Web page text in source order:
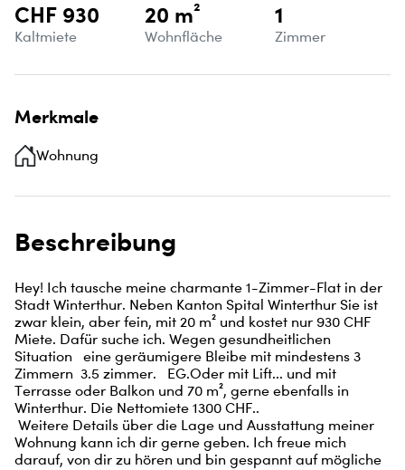
CHF 930
Kaltmiete
20 m²
Wohnfläche
1
Zimmer
Merkmale
Wohnung
Beschreibung
Hey! Ich tausche meine charmante 1-Zimmer-Flat in der
Stadt Winterthur. Neben Kanton Spital Winterthur Sie ist
zwar klein, aber fein, mit 20 m² und kostet nur 930 CHF
Miete. Dafür suche ich. Wegen gesundheitlichen
Situation   eine geräumigere Bleibe mit mindestens 3
Zimmern  3.5 zimmer.   EG.Oder mit Lift... und mit
Terrasse oder Balkon und 70 m², gerne ebenfalls in
Winterthur. Die Nettomiete 1300 CHF..
Wohnung kann ich dir gerne geben. Ich freue mich
darauf, von dir zu hören und bin gespannt auf mögliche